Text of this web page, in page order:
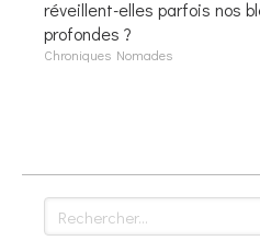
réveillent-elles parfois nos
profondes ?
Chroniques Nomades
Rechercher